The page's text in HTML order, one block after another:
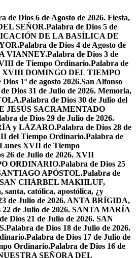
de Dios 6 de Agosto de 2026. Fiesta,
SEÑOR.Palabra de Dios 5 de
DE LA BASÍLICA DE
Palabra de Dios 4 de Agosto de
VIANNEY.Palabra de Dios 3 de
de Tiempo Ordinario.Palabra de
XVIII DOMINGO DEL TIEMPO
1º de agosto 2026.San Alfonso
Dios 31 de Julio de 2026. Memoria,
Palabra de Dios 30 de Julio del
JESÚS SACRAMENTADO
de Dios 29 de Julio de 2026.
y LÁZARO.Palabra de Dios 28 de
del Tiempo Ordinario.Palabra de
XVII de Tiempo
26 de Julio de 2026. XVII
ORDINARIO.Palabra de Dios 25
APÓSTOL.Palabra de
SAN CHÁRBEL MAKHLUF,
católica, apostólica, ¿y
de Julio de 2026. ANTA BRÍGIDA,
22 de Julio de 2026. SANTA MARÍA
Dios 21 de Julio de 2026. SAN
Palabra de Dios 18 de Julio de 2026.
Palabra de Dios 17 de Julio de
Ordinario.Palabra de Dios 16 de
SEÑORA DEL